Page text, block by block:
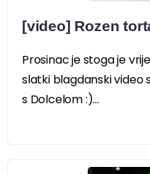
[video] Rozen
Prosinac je stoga je
slatki blagdanski video
s Dolcelom :)...